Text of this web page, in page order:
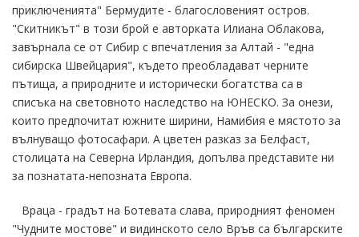
приключенията" Бермудите - благословеният остров.
"Скитникът" в този брой е авторката Илиана Облакова,
завърнала се от Сибир с впечатления за Алтай - "една
сибирска Швейцария", където преобладават черните
пътища, а природните и исторически богатства са в
списъка на световното наследство на ЮНЕСКО. За онези,
които предпочитат южните ширини, Намибия е мястото за
вълнуващо фотосафари. А цветен разказ за Белфаст,
столицата на Северна Ирландия, допълва представите ни
за познатата-непозната Европа.
Враца - градът на Ботевата слава, природният феномен
"Чудните мостове" и видинското село Връв са българските